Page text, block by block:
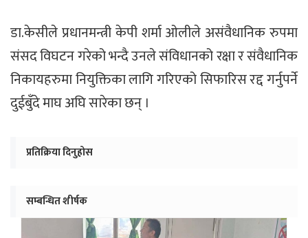
डा.केसीले प्रधानमन्त्री केपी शर्मा ओलीले असंवैधानिक रुपमा
संसद विघटन गरेको भन्दै उनले संविधानको रक्षा र संवैधानिक
निकायहरुमा नियुक्तिका लागि गरिएको सिफारिस रद्द गर्नुपर्ने
दुईबुँदे माघ अघि सारेका छन् ।
प्रतिक्रिया दिनुहोस
सम्बन्धित शीर्षक